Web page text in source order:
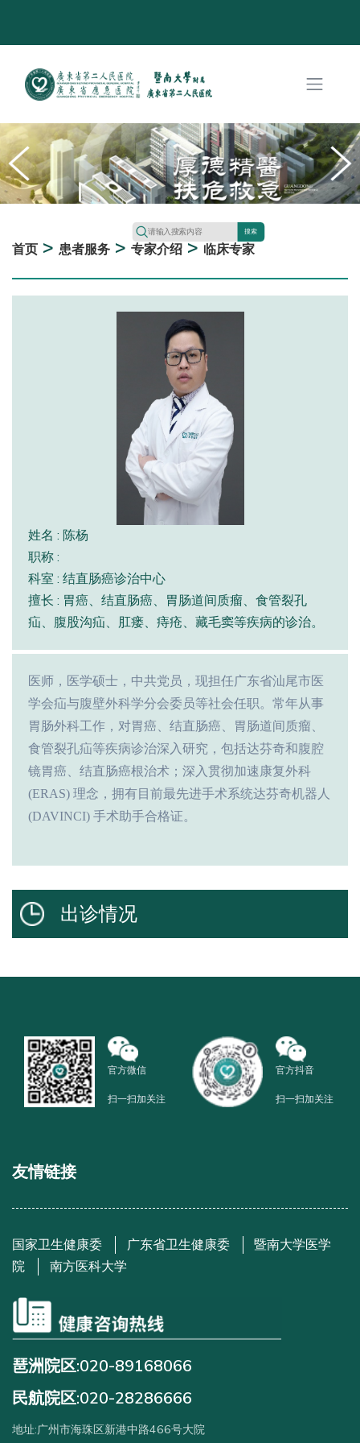
搜索
首页 > 患者服务 > 专家介绍 >临床专家
姓名 : 陈杨
职称 :
科室 : 结直肠癌诊治中心
擅长 : 胃癌、结直肠癌、胃肠道间质瘤、食管裂孔
疝、腹股沟疝、肛瘘、痔疮、藏毛窦等疾病的诊治。
医师，医学硕士，中共党员，现担任广东省汕尾市医
学会疝与腹壁外科学分会委员等社会任职。常年从事
胃肠外科工作，对胃癌、结直肠癌、胃肠道间质瘤、
食管裂孔疝等疾病诊治深入研究，包括达芬奇和腹腔
镜胃癌、结直肠癌根治术；深入贯彻加速康复外科
(ERAS) 理念，拥有目前最先进手术系统达芬奇机器人
(DAVINCI) 手术助手合格证。
出诊情况
官方微信
扫一扫加关注
官方抖音
扫一扫加关注
友情链接
国家卫生健康委 广东省卫生健康委
暨南大学医学
院
南方医科大学
琶洲院区:020-89168066
民航院区:020-28286666
地址:广州市海珠区新港中路466号大院